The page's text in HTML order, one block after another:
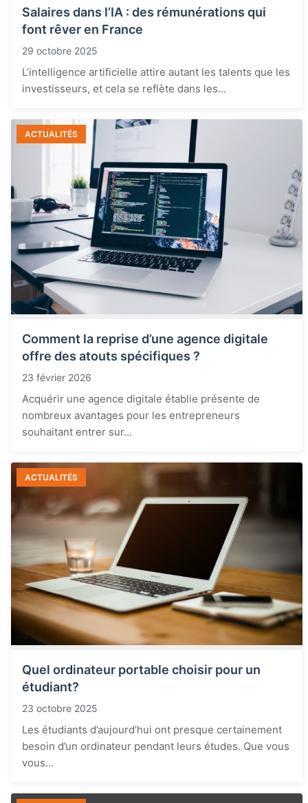
Salaires dans l’IA : des rémunérations qui
font rêver en France
29 octobre 2025
L’intelligence artificielle attire autant les talents que les
investisseurs, et cela se reflète dans les...
ACTUALITÉS
Comment la reprise d’une agence digitale
offre des atouts spécifiques ?
23 février 2026
Acquérir une agence digitale établie présente de
nombreux avantages pour les entrepreneurs
souhaitant entrer sur...
ACTUALITÉS
Quel ordinateur portable choisir pour un
étudiant?
23 octobre 2025
Les étudiants d’aujourd’hui ont presque certainement
besoin d’un ordinateur pendant leurs études. Que vous
vous...